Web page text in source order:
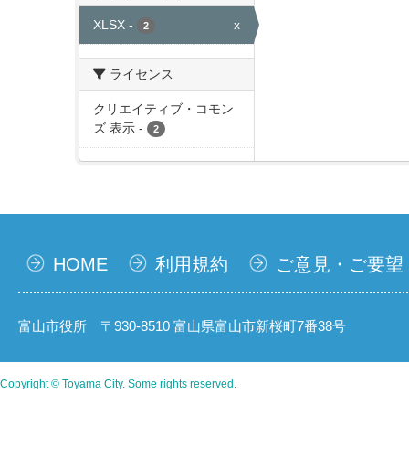
XLSX - 2 x
ライセンス
クリエイティブ・コモン
ズ 表示 - 2
HOME 利用規約 ご意見・ご要望
富山市役所 〒930-8510 富山県富山市新桜町7番38号
Copyright © Toyama City. Some rights reserved.